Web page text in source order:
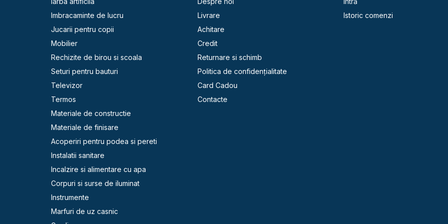
Imbracaminte de lucru
Jucarii pentru copii
Mobilier
Rechizite de birou si scoala
Seturi pentru bauturi
Televizor
Termos
Materiale de constructie
Materiale de finisare
Acoperiri pentru podea si pereti
Instalatii sanitare
Incalzire si alimentare cu apa
Corpuri si surse de iluminat
Instrumente
Marfuri de uz casnic
Livrare
Achitare
Credit
Returnare si schimb
Politica de confidențialitate
Card Cadou
Contacte
Istoric comenzi